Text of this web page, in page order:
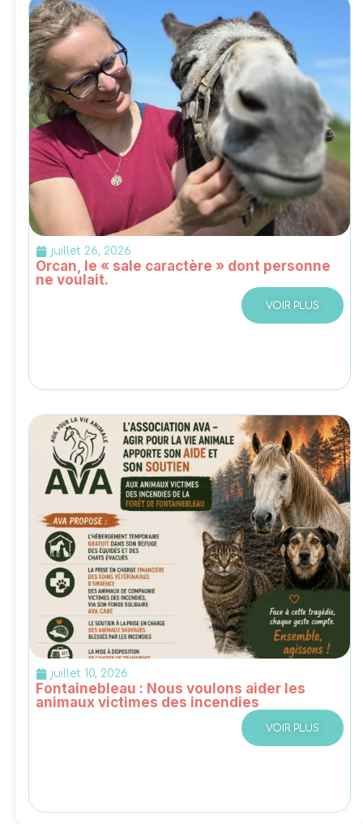
juillet 26, 2026
Orcan, le « sale caractère » dont personne
ne voulait.
VOIR PLUS
juillet 10, 2026
Fontainebleau : Nous voulons aider les
animaux victimes des incendies
VOIR PLUS